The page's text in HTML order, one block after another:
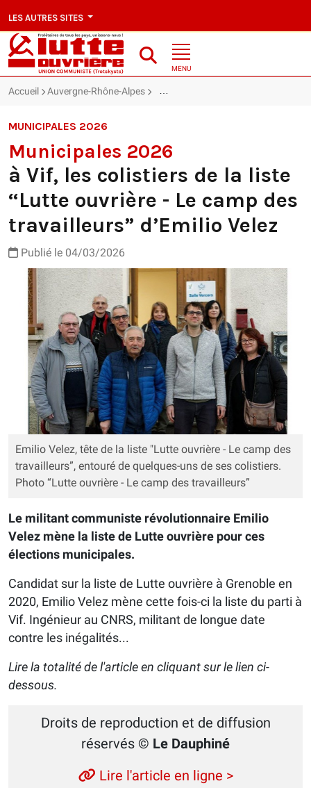
LES AUTRES SITES
MENU
Accueil Auvergne-Rhône-Alpes à Vif, les colistiers de la liste “Lutte
MUNICIPALES 2026
Municipales 2026
à Vif, les colistiers de la liste
“Lutte ouvrière - Le camp des
travailleurs” d’Emilio Velez
Publié le 04/03/2026
Emilio Velez, tête de la liste "Lutte ouvrière - Le camp des
travailleurs”, entouré de quelques-uns de ses colistiers.
Photo “Lutte ouvrière - Le camp des travailleurs”
Le militant communiste révolutionnaire Emilio
Velez mène la liste de Lutte ouvrière pour ces
élections municipales.
Candidat sur la liste de Lutte ouvrière à Grenoble en
2020, Emilio Velez mène cette fois-ci la liste du parti à
Vif. Ingénieur au CNRS, militant de longue date
contre les inégalités...
Lire la totalité de l'article en cliquant sur le lien ci-
dessous.
Droits de reproduction et de diffusion
réservés © Le Dauphiné
Lire l'article en ligne >